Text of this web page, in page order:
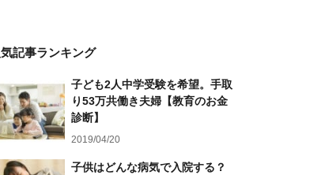
気記事ランキング
子ども2人中学受験を希望。手取
り53万共働き夫婦【教育のお金
診断】
2019/04/20
子供はどんな病気で入院する？